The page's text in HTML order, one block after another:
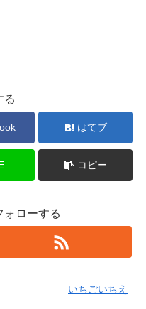
る
はてブ
コピー
ォローする
いちごいちえ